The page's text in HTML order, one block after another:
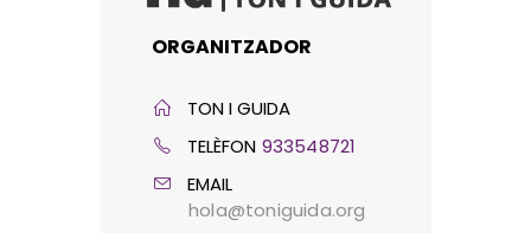
ORGANITZADOR
TON I GUIDA
TELÈFON 933548721
EMAIL
hola@toniguida.org